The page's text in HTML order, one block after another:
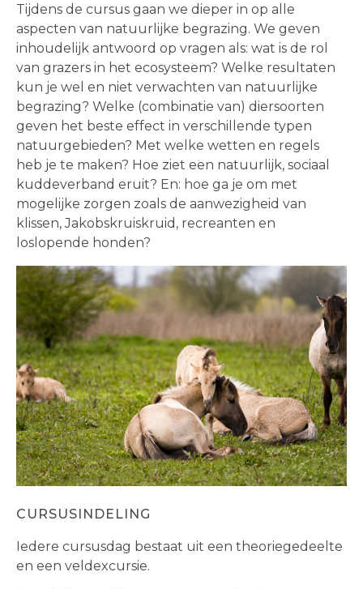
Tijdens de cursus gaan we dieper in op alle
aspecten van natuurlijke begrazing. We geven
inhoudelijk antwoord op vragen als: wat is de rol
van grazers in het ecosysteem? Welke resultaten
kun je wel en niet verwachten van natuurlijke
begrazing? Welke (combinatie van) diersoorten
geven het beste effect in verschillende typen
natuurgebieden? Met welke wetten en regels
heb je te maken? Hoe ziet een natuurlijk, sociaal
kuddeverband eruit? En: hoe ga je om met
mogelijke zorgen zoals de aanwezigheid van
klissen, Jakobskruiskruid, recreanten en
loslopende honden?
CURSUSINDELING
Iedere cursusdag bestaat uit een theoriegedeelte
en een veldexcursie.